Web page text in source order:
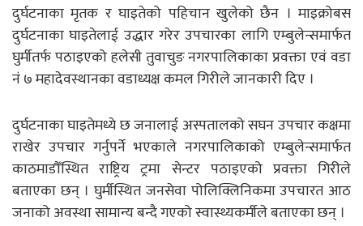
दुर्घटनाका मृतक र घाइतेको पहिचान खुलेको छैन । माइक्रोबस
दुर्घटनाका घाइतेलाई उद्धार गरेर उपचारका लागि एम्बुलेन्समार्फत
घुर्मीतर्फ पठाइएको हलेसी तुवाचुङ नगरपालिकाका प्रवक्ता एवं वडा
नं ७ महादेवस्थानका वडाध्यक्ष कमल गिरीले जानकारी दिए ।
दुर्घटनाका घाइतेमध्ये छ जनालाई अस्पतालको सघन उपचार कक्षमा
राखेर उपचार गर्नुपर्ने भएकाले नगरपालिकाको एम्बुलेन्समार्फत
काठमाडौँस्थित राष्ट्रिय ट्रमा सेन्टर पठाइएको प्रवक्ता गिरीले
बताएका छन् । घुर्मीस्थित जनसेवा पोलिक्लिनिकमा उपचारत आठ
जनाको अवस्था सामान्य बन्दै गएको स्वास्थ्यकर्मीले बताएका छन् ।